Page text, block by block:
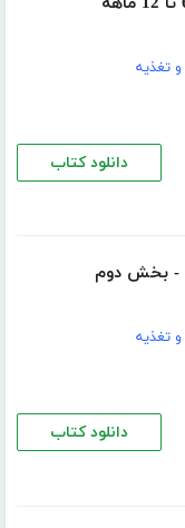
تغذیه
دانلود کتاب
- بخش دوم
تغذیه
دانلود کتاب